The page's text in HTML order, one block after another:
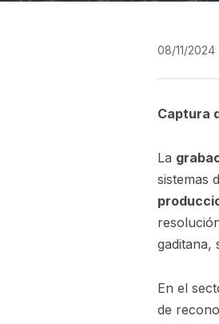
08/11/2024
Captura
La
sistemas
gaditana,
En el
de